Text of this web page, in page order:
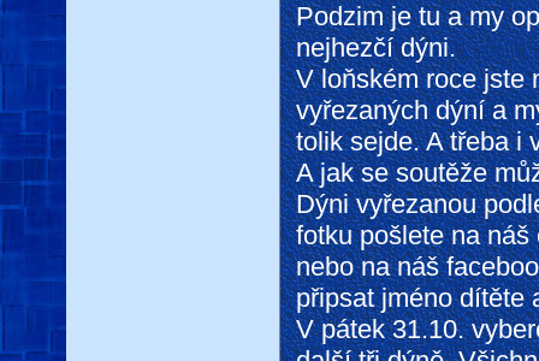
Podzim je tu a my
nejhezčí dýni.
V loňském roce jste
vyřezaných dýní a
tolik sejde. A třeba i
A jak se soutěže
Dýni vyřezanou
fotku pošlete na
nebo na náš
připsat jméno dítěte
V pátek 31.10.